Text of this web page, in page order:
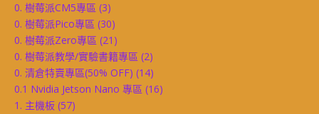
0. 樹莓派CM5專區 (3)
0. 樹莓派Pico專區 (30)
0. 樹莓派Zero專區 (21)
0. 樹莓派教學/實驗書籍專區 (2)
0. 清倉特賣專區(50% OFF) (14)
0.1 Nvidia Jetson Nano 專區 (16)
1. 主機板 (57)